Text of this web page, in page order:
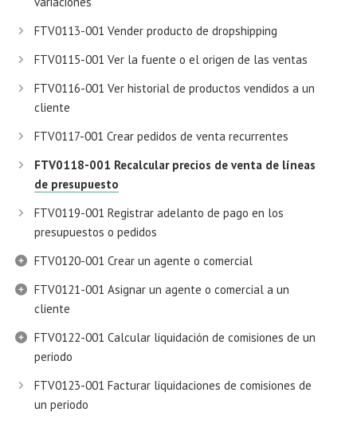
FTV0113-001 Vender producto de dropshipping
FTV0115-001 Ver la fuente o el origen de las ventas
FTV0116-001 Ver historial de productos vendidos a un
cliente
FTV0117-001 Crear pedidos de venta recurrentes
FTV0118-001 Recalcular precios de venta de líneas
de presupuesto
FTV0119-001 Registrar adelanto de pago en los
presupuestos o pedidos
FTV0120-001 Crear un agente o comercial
FTV0121-001 Asignar un agente o comercial a un
cliente
FTV0122-001 Calcular liquidación de comisiones de un
periodo
FTV0123-001 Facturar liquidaciones de comisiones de
un periodo